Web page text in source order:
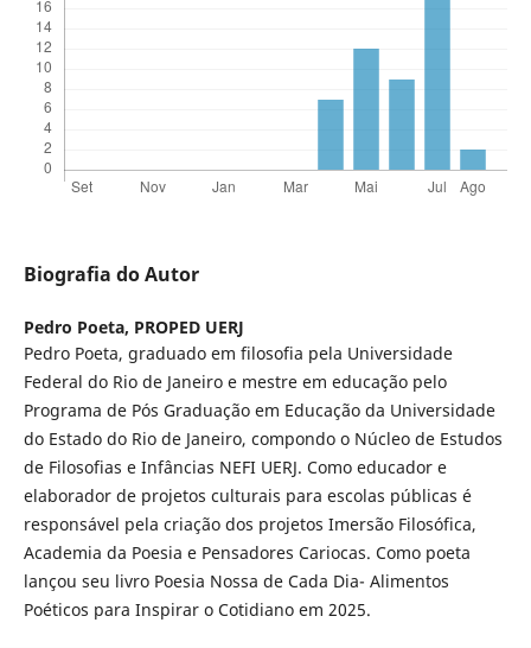
Biografia do Autor
Pedro Poeta, PROPED UERJ
Pedro Poeta, graduado em filosofia pela Universidade
Federal do Rio de Janeiro e mestre em educação pelo
Programa de Pós Graduação em Educação da Universidade
do Estado do Rio de Janeiro, compondo o Núcleo de Estudos
de Filosofias e Infâncias NEFI UERJ. Como educador e
elaborador de projetos culturais para escolas públicas é
responsável pela criação dos projetos Imersão Filosófica,
Academia da Poesia e Pensadores Cariocas. Como poeta
lançou seu livro Poesia Nossa de Cada Dia- Alimentos
Poéticos para Inspirar o Cotidiano em 2025.